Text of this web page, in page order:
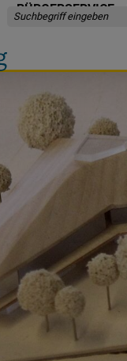
BÜRGERSERVICE